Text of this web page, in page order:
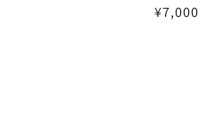
通
¥7,000